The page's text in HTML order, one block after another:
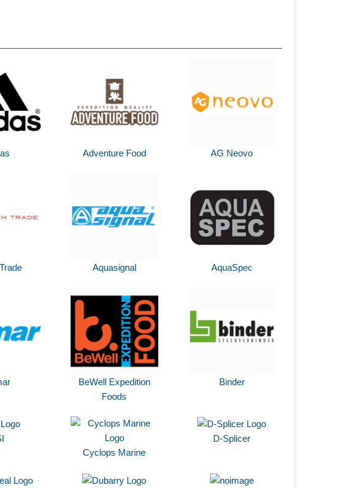
Adventure Food AG Neovo
Aquasignal AquaSpec
BeWell Expedition
Foods
Binder
Cyclops Marine
D-Splicer